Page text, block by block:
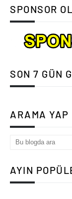
SPONSOR OL
SON 7 GÜN
ARAMA YAP
AYIN